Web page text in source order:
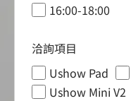
16:00-18:00
洽詢項目
Ushow Pad
Ushow Mini V2